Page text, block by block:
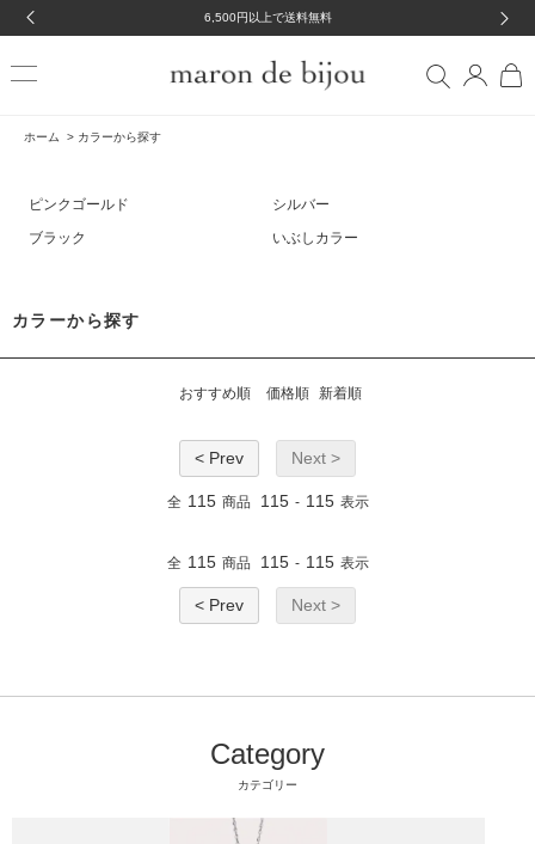
6,500円以上で送料無料
ホーム > カラーから探す
ピンクゴールド
シルバー
ブラック
いぶしカラー
カラーから探す
おすすめ順 価格順 新着順
< Prev Next >
全 115 商品 115 - 115 表示
全 115 商品 115 - 115 表示
< Prev Next >
Category
カテゴリー